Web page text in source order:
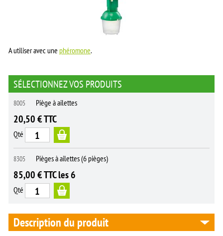
A utiliser avec une phéromone.
SÉLECTIONNEZ VOS PRODUITS
8005 Piège à ailettes
20,50 € TTC
Qté
8305 Pièges à ailettes (6 pièges)
85,00 € TTC les 6
Qté
Description du produit